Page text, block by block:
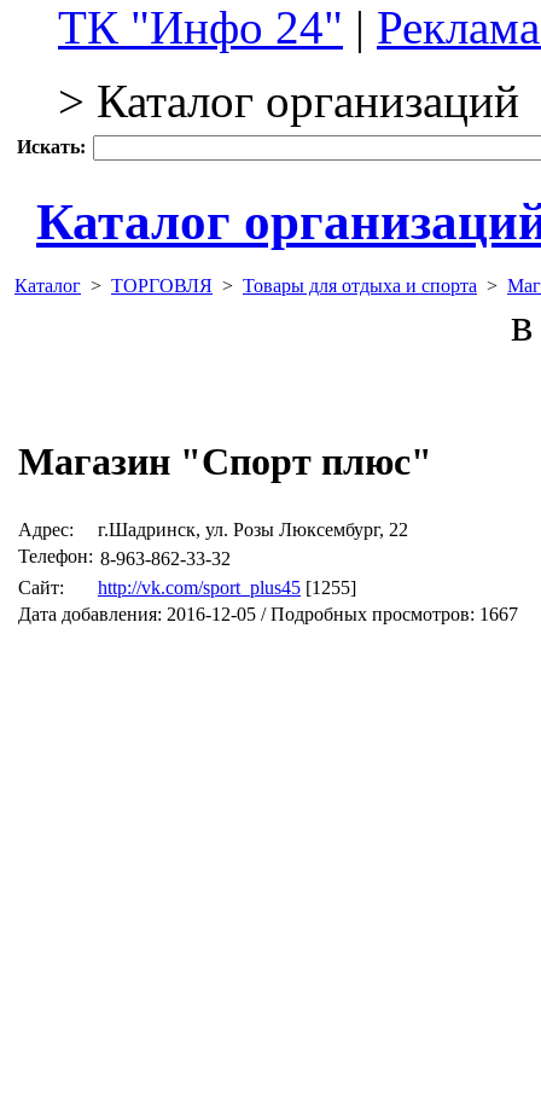
ТК "Инфо 24" |
> Каталог организаций
Искать:
Каталог
Каталог > ТОРГОВЛЯ > Товары для отдыха и спорта >
Магазин "Спорт плюс"
Адрес:
г.Шадринск, ул. Розы Люксембург, 22
Телефон: 8-963-862-33-32
Сайт:
http://vk.com/sport_plus45 [1255]
Дата добавления: 2016-12-05 / Подробных просмотров: 1667